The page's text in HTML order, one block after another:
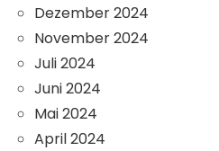
Dezember 2024
November 2024
Juli 2024
Juni 2024
Mai 2024
April 2024